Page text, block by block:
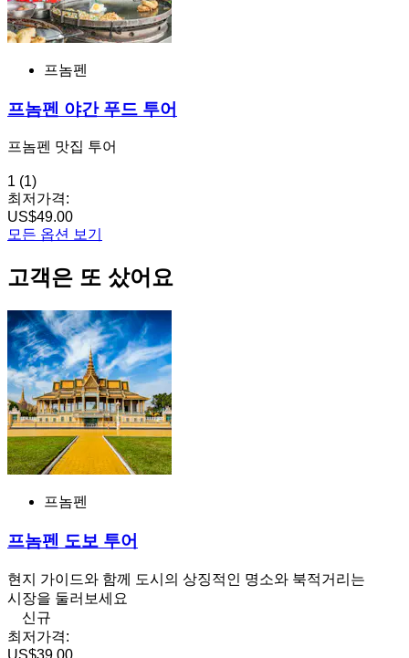
프놈펜
프놈펜 야간 푸드 투어
프놈펜 맛집 투어
1 (1)
최저가격:
US$49.00
모든 옵션 보기
고객은 또 샀어요
프놈펜
프놈펜 도보 투어
현지 가이드와 함께 도시의 상징적인 명소와 북적거리는
시장을 둘러보세요
신규
최저가격:
US$39.00